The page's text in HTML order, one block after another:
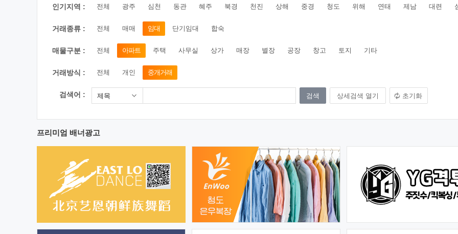
인기지역 : 전체 광주 심천 동관 혜주 북경 천진 상해 중경 청도 위해 연태 제남 대련
거래종류 : 전체 매매 임대 단기임대 합숙
매물구분 : 전체 아파트 주택 사무실 상가 매장 별장 공장 창고 토지 기타
거래방식 : 전체 개인 중개거래
검색어 : 제목 상세검색 열기 초기화
프리미엄 배너광고